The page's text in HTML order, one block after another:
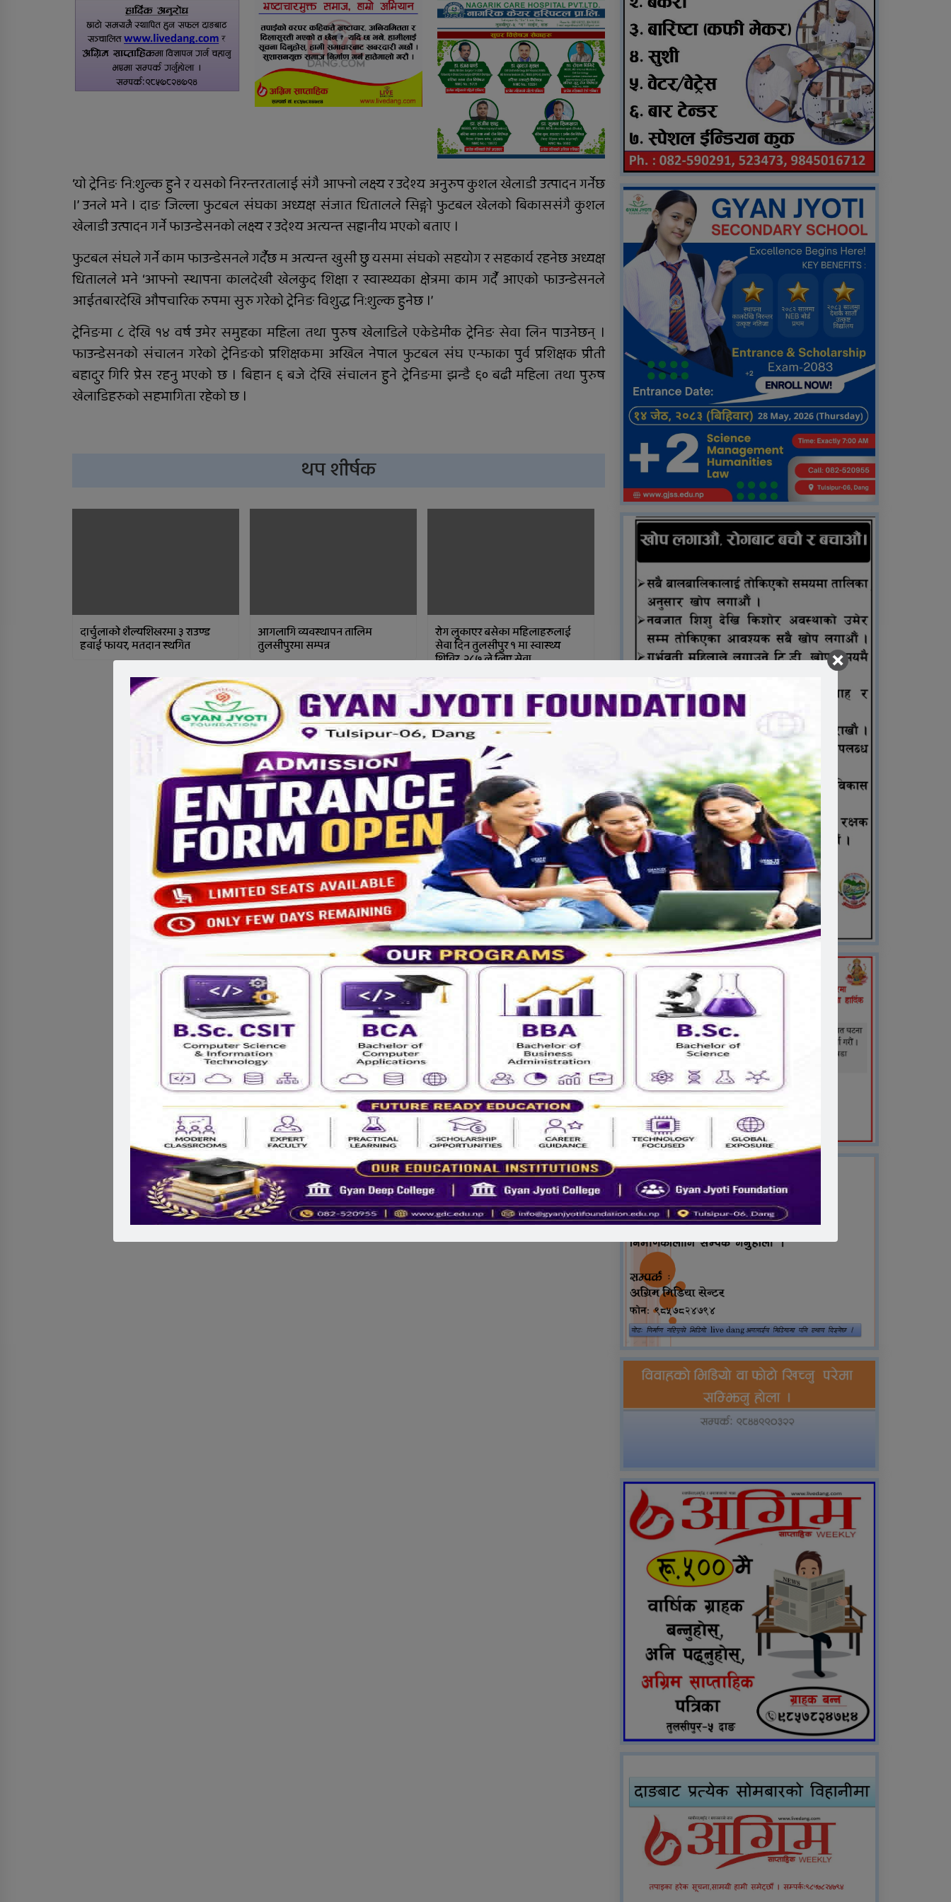
स्कुटी ठोक्किँदा युवतीको मृत्यु शुक्रबार निःशुल्क विशेषज्ञ
स्वास्थ्य शिविर सञ्चालन हुने
करणीको आरोपमा जेठाजु
विरुद्ध मुद्दा दायर
‘यो ट्रेनिङ नि:शुल्क हुने र यसको निरन्तरतालाई संगै आफ्नो लक्ष्य र उदेश्य अनुरुप कुशल खेलाडी उत्पादन गर्नेछ
।’ उनले भने । दाङ जिल्ला फुटबल संघका अध्यक्ष संजात धितालले सिङ्गो फुटबल खेलको बिकाससंगै कुशल
खेलाडी उत्पादन गर्ने फाउन्डेसनको लक्ष्य र उदेश्य अत्यन्त सह्रानीय भएको बताए ।
फुटबल संघले गर्ने काम फाउन्डेसनले गर्दैछ म अत्यन्त खुसी छु यसमा संघको सहयोग र सहकार्य रहनेछ अध्यक्ष
धितालले भने ‘आफ्नो स्थापना कालदेखी खेलकुद शिक्षा र स्वास्थ्यका क्षेत्रमा काम गर्दै आएको फाउन्डेसनले
आईतबारदेखि औपचारिक रुपमा सुरु गरेको ट्रेनिङ विशुद्ध नि:शुल्क हुनेछ ।’
ट्रेनिङमा ८ देखि १४ वर्ष उमेर समुहका महिला तथा पुरुष खेलाडिले एकेडेमीक ट्रेनिङ सेवा लिन पाउनेछन् ।
फाउन्डेसनको संचालन गरेको ट्रेनिङको प्रशिक्षकमा अखिल नेपाल फुटबल संघ एन्फाका पुर्व प्रशिक्षक प्रीती
बहादुर गिरि प्रेस रहनु भएको छ । बिहान ६ बजे देखि संचालन हुने ट्रेनिङमा झन्डै ६० बढी महिला तथा पुरुष
खेलाडिहरुको सहभागिता रहेको छ ।
थप शीर्षक
दार्चुलाको शैल्यशिखरमा ३ राउण्ड
हवाई फायर, मतदान स्थगित
आगलागि व्यवस्थापन तालिम
तुलसीपुरमा सम्पन्न
रोग लुकाएर बसेका महिलाहरुलाई
सेवा दिन तुलसीपुर १ मा स्वास्थ्य
शिविर, २८७ ले लिए सेवा